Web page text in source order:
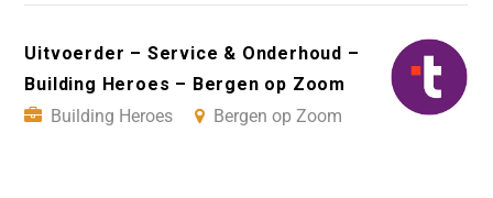
Uitvoerder – Service & Onderhoud –
Building Heroes – Bergen op Zoom
Building Heroes
Bergen op Zoom